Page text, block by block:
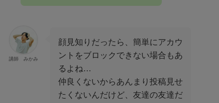
講師 みかみ
顔見知りだったら、簡単にアカウ
ントをブロックできない場合もあ
るよね…
仲良くないからあんまり投稿見せ
たくないんだけど、友達の友達だ